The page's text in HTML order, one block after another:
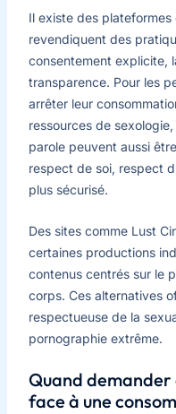
Il existe des
revendiquent des
consentement explicite,
transparence. Pour les
arrêter leur
ressources de
parole peuvent aussi
respect de soi, respect
plus sécurisé.
Des sites comme Lust
certaines productions
contenus centrés sur le
corps. Ces alternatives
respectueuse de la
pornographie extrême.
Quand demander
face à une